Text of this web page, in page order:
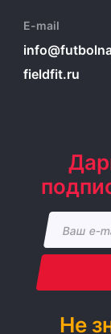
E-mail
fieldfit.ru
Не